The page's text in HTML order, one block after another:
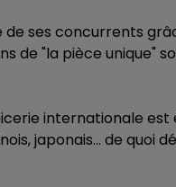
de ses concurrents
de "la pièce unique"
internationale
japonais... de quoi